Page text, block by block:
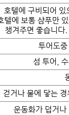
호텔에 구비되어
텔에 보통 샴푸만
챙겨주면 좋습니
투어도
섬 투어,
걷거나 물에 닿는
운동화가 덥거